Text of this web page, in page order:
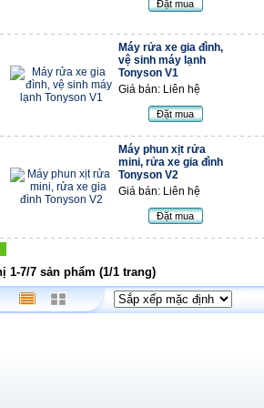
Đặt mua
Máy rửa xe gia đình,
vệ sinh máy lạnh
Tonyson V1
Giá bán: Liên hệ
Đặt mua
Máy phun xịt rửa
mini, rửa xe gia đình
Tonyson V2
Giá bán: Liên hệ
Đặt mua
1-7/7 sản phẩm (1/1 trang)